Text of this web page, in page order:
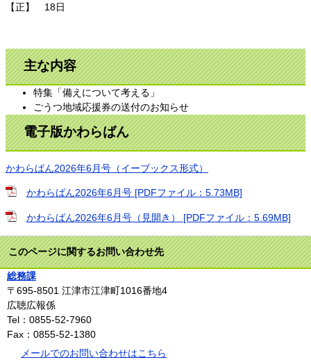
【正】 18日
主な内容
特集「備えについて考える」
ごうつ地域応援券の送付のお知らせ
電子版かわらばん
かわらばん2026年6月号（イーブックス形式）
かわらばん2026年6月号 [PDFファイル：5.73MB]
かわらばん2026年6月号（見開き） [PDFファイル：5.69MB]
このページに関するお問い合わせ先
総務課
〒695-8501 江津市江津町1016番地4
広聴広報係
Tel：0855-52-7960
Fax：0855-52-1380
メールでのお問い合わせはこちら